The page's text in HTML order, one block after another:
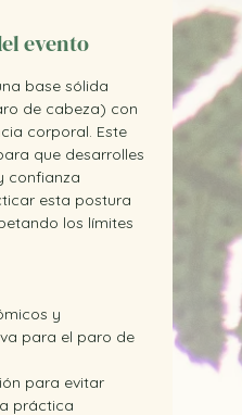
evento
base sólida
de cabeza) con
corporal. Este
que desarrolles
confianza
esta postura
los límites
y
para el paro de
para evitar
práctica